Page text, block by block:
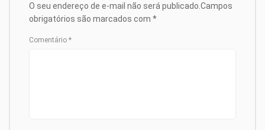
O seu endereço de e-mail não será publicado. Campos
obrigatórios são marcados com *
Comentário *